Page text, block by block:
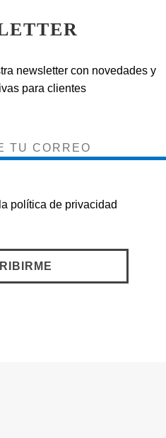
newsletter con novedades y
para clientes
política de privacidad